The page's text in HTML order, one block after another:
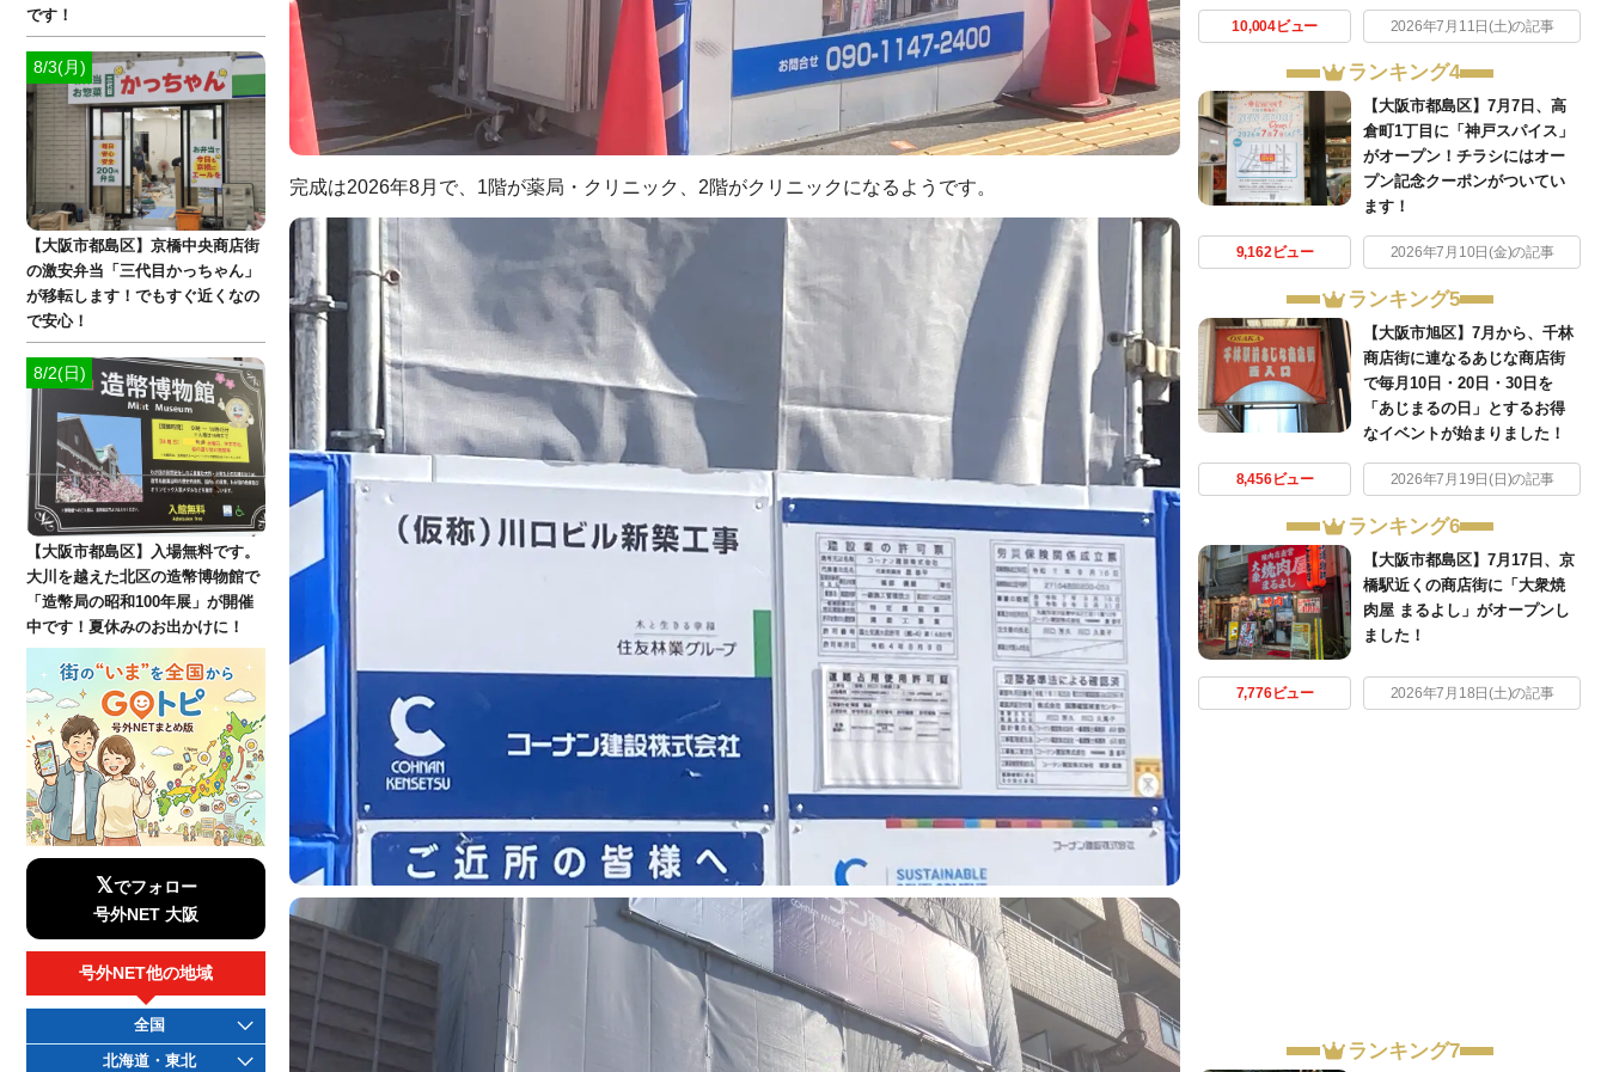
完成は2026年8月で、1階が薬局・クリニック、2階がクリニックになるようです。
10,004ビュー 2026年7月11日(土)の記事
ランキング4
【大阪市都島区】7月7日、高
倉町1丁目に「神戸スパイス」
がオープン！チラシにはオー
プン記念クーポンがついてい
ます！
9,162ビュー 2026年7月10日(金)の記事
ランキング5
【大阪市旭区】7月から、千林
商店街に連なるあじな商店街
で毎月10日・20日・30日を
「あじまるの日」とするお得
なイベントが始まりました！
8,456ビュー 2026年7月19日(日)の記事
ランキング6
【大阪市都島区】7月17日、京
橋駅近くの商店街に「大衆焼
肉屋 まるよし」がオープンし
ました！
7,776ビュー 2026年7月18日(土)の記事
ランキング7
です！
8/3(月)
【大阪市都島区】京橋中央商店街
の激安弁当「三代目かっちゃん」
が移転します！でもすぐ近くなの
で安心！
8/2(日)
【大阪市都島区】入場無料です。
大川を越えた北区の造幣博物館で
「造幣局の昭和100年展」が開催
中です！夏休みのお出かけに！
𝕏でフォロー
号外NET 大阪
号外NET他の地域
全国
北海道・東北